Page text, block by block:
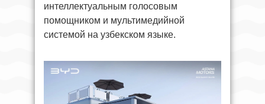
интеллектуальным голосовым
помощником и мультимедийной
системой на узбекском языке.